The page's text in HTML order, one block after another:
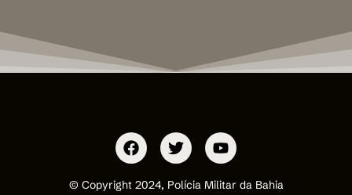
© Copyright 2024, Polícia Militar da Bahia